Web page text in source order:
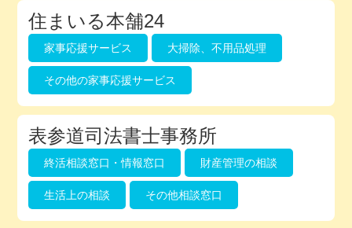
住まいる本舗24
家事応援サービス 大掃除、不用品処理
その他の家事応援サービス
表参道司法書士事務所
終活相談窓口・情報窓口 財産管理の相談
生活上の相談 その他相談窓口